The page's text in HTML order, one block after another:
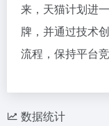
来，天猫计划进
牌，并通过技术
流程，保持平台竞
数据统计